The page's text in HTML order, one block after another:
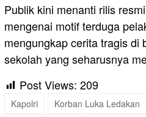
Publik kini menanti rilis
mengenai motif terduga
mengungkap cerita tragis di
sekolah yang seharusnya
Post Views: 209
Kapolri Korban Luka Ledakan